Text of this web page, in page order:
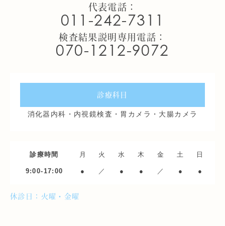
代表電話：
011-242-7311
検査結果説明専用電話：
070-1212-9072
診療科目
消化器内科・内視鏡検査・胃カメラ・大腸カメラ
診療時間 月 火 水 木 金 土 日
9:00-17:00 ● ／ ● ● ／ ● ●
休診日：火曜・金曜